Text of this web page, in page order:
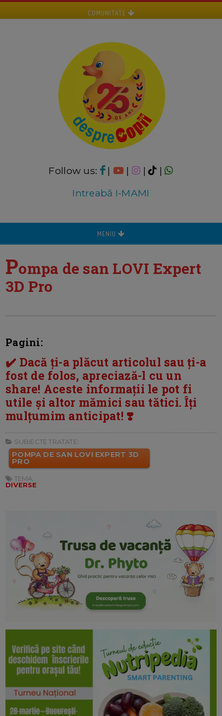
COMUNITATE
Follow us: | | |
|
Intreabă I-MAMI
MENIU
Pompa de san LOVI Expert
3D Pro
Pagini:
✔️ Dacă ți-a plăcut articolul sau ți-a
fost de folos, apreciază-l cu un
share! Aceste informații le pot fi
utile și altor mămici sau tătici. Îți
mulțumim anticipat! ❣️
SUBIECTE TRATATE:
POMPA DE SAN LOVI EXPERT 3D
PRO
TEMA:
DIVERSE